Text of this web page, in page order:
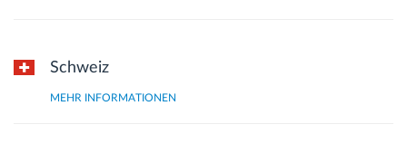
Schweiz
MEHR INFORMATIONEN